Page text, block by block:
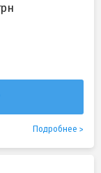
Подробнее